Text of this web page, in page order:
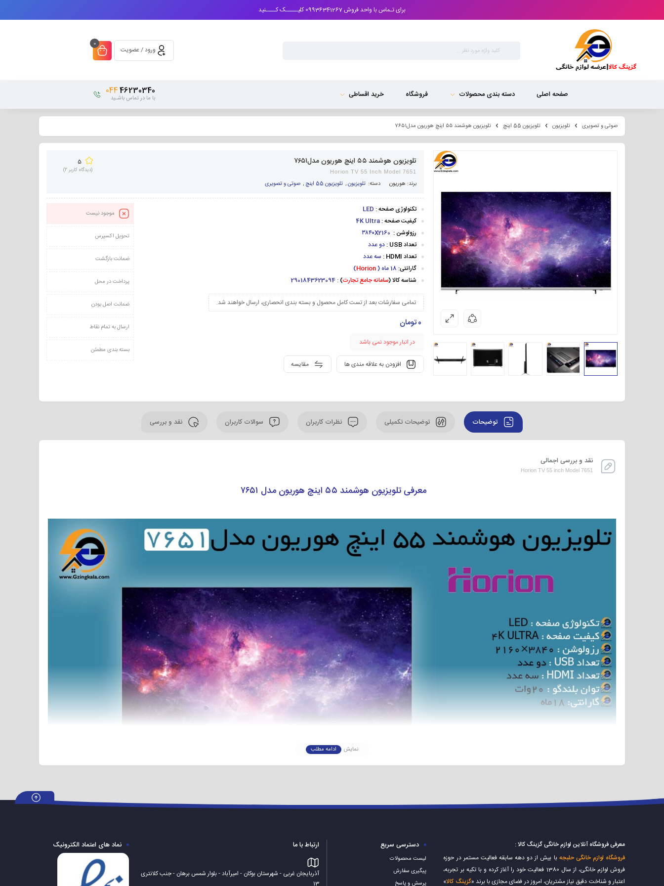
برای تـماس با واحد فروش 09936341267 کلیـــــک کــــنید
ورود / عضویت
0
صفحه اصلی دسته بندی محصولات فروشگاه خرید اقساطی 46230340
044
با ما در تماس باشـید
صوتی و تصویری تلویزیون تلویزیون 55 اینچ تلویزیون هوشمند ۵۵ اینچ هوریون مدل۷۶۵۱
تلویزیون هوشمند ۵۵ اینچ هوریون مدل۷۶۵۱
Horion TV 55 Inch Model 7651
5
(دیدگاه کاربر 2
)
برند: هوریون دسته: تلویزیون, تلویزیون 55 اینچ , صوتی و تصویری
تکنولوژی صفحه : LED
کیفیت صفحه :
رزولوشن :
تعداد USB :
دو عدد
تعداد HDMI :
سه عدد
گارانتی: 18 ماه ( Horion
)
شناسه کالا (سامانه جامع تجارت)
: 2901843623094
تمامی سفارشات بعد از تست کامل محصول و بسته بندی انحصاری، ارسال خواهند شد.
0تومان
در انبار موجود نمی باشد
مقایسه افزودن به علاقه مندی ها
موجود نیست
تحویل اکسپرس
ضمانت بازگشت
پرداخت در محل
ضمانت اصل بودن
ارسال به تمام نقاط
بسته بندی مطمئن
توضیحات توضیحات تکمیلی نظرات کاربران سوالات کاربران نقد و بررسی
نقد و بررسی اجمالی
Horion TV 55 inch Model 7651
معرفی تلویزیون هوشمند ۵۵ اینچ هوریون مدل ۷۶۵۱
این تلویزیون با سایز ۵۵
مدل ۷۶۵۱ را به شما پیشنهاد می دهیم.
مشخصات فنی محصول
ویژگی های عمومی :
نمایش ادامه مطلب
معرفی فروشگاه آنلاین لوازم خانگی گزینگ کالا :
فروشگاه لوازم خانگی حلبجه با بیش از دو دهه سابقه فعالیت مستمر در حوزه
فروش لوازم خانگی، از سال 1380 فعالیت خود را آغاز کرده و با تکیه بر تجربه،
اعتبار و شناخت دقیق نیاز مشتریان، امروز در فضای مجازی با برند «گزینگ کالا»
دسترسی سریع
لیست محصولات
پیگیری سفارش
پرسش و پاسخ
ارتباط با ما
آذربایجان غربی - شهرستان بوکان - امیرآباد - بلوار شمس برهان - جنب کلانتری
13
نماد های اعتماد الکترونیک